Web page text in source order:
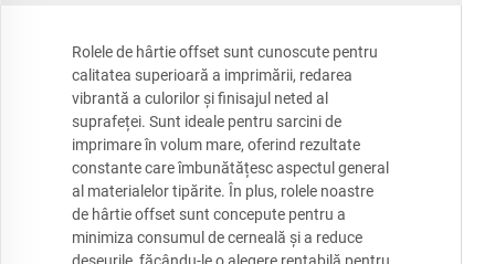
Rolele de hârtie offset sunt cunoscute pentru
calitatea superioară a imprimării, redarea
vibrantă a culorilor și finisajul neted al
suprafeței. Sunt ideale pentru sarcini de
imprimare în volum mare, oferind rezultate
constante care îmbunătățesc aspectul general
al materialelor tipărite. În plus, rolele noastre
de hârtie offset sunt concepute pentru a
minimiza consumul de cerneală și a reduce
deșeurile, făcându-le o alegere rentabilă pentru